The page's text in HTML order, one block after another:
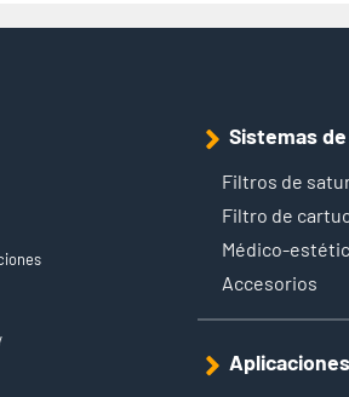
Sistemas
Filtros de
Filtro de
Médico-
Accesorios